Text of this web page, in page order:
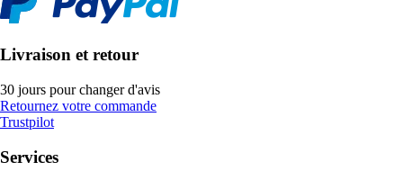
Livraison et retour
30 jours pour changer d'avis
Retournez votre commande
Trustpilot
Services